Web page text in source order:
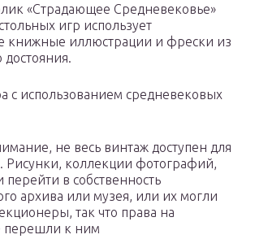
«Страдающее Средневековье»
игр использует
книжные иллюстрации и фрески из
с использованием средневековых
не весь винтаж доступен для
Рисунки, коллекции фотографий,
в собственность
архива или музея, или их могли
так что права на
перешли к ним